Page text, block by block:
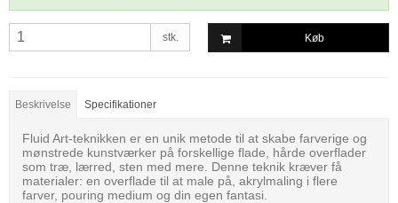
stk. Køb
Beskrivelse Specifikationer
Fluid Art-teknikken er en unik metode til at skabe farverige og
mønstrede kunstværker på forskellige flade, hårde overflader
som træ, lærred, sten med mere. Denne teknik kræver få
materialer: en overflade til at male på, akrylmaling i flere
farver, pouring medium og din egen fantasi.